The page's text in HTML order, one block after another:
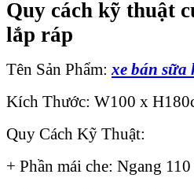
Quy cách kỹ thuật
lắp ráp
Tên Sản Phẩm:xe bán sữa
Kích Thước: W100 x
Quy Cách Kỹ Thuật:
+ Phần mái che: Ngang